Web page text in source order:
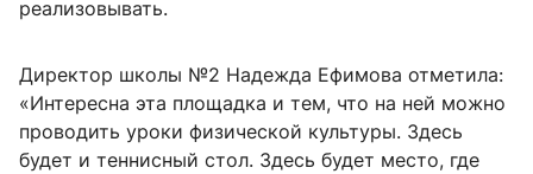
реализовывать.
Директор школы №2 Надежда Ефимова отметила:
«Интересна эта площадка и тем, что на ней можно
проводить уроки физической культуры. Здесь
будет и теннисный стол. Здесь будет место, где